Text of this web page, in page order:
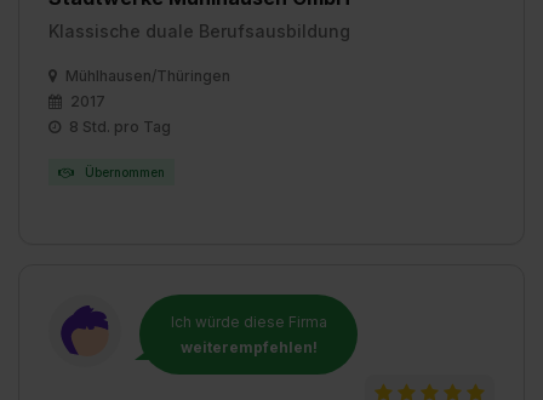
Klassische duale Berufsausbildung
Mühlhausen/Thüringen
2017
8 Std. pro Tag
Übernommen
Ich würde diese Firma
weiterempfehlen!